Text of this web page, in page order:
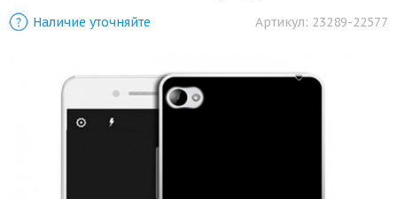
Наличие уточняйте Артикул: 23289-22577